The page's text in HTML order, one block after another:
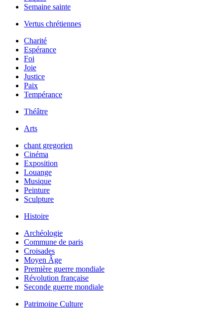
Semaine sainte
Vertus chrétiennes
Charité
Espérance
Foi
Joie
Justice
Paix
Tempérance
Théâtre
Arts
chant gregorien
Cinéma
Exposition
Louange
Musique
Peinture
Sculpture
Histoire
Archéologie
Commune de paris
Croisades
Moyen Âge
Première guerre mondiale
Révolution française
Seconde guerre mondiale
Patrimoine Culture